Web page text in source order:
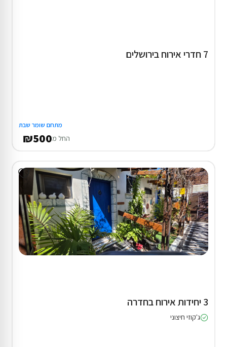
7 חדרי אירוח בירושלים
מתחם שומר שבת
החל מ₪500
3 יחידות אירוח בחדרה
ג'קוזי חיצוני